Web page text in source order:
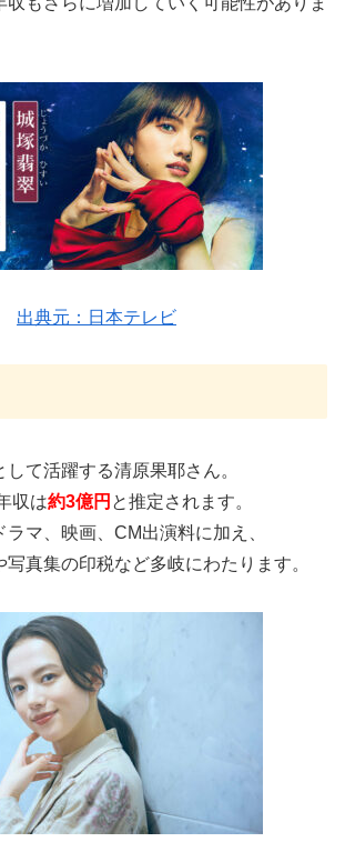
出典元：日本テレビ
て活躍する清原果耶さん。
収は約3億円 と推定されます。
マ、映画、CM出演料に加え、
真集の印税など多岐にわたります。